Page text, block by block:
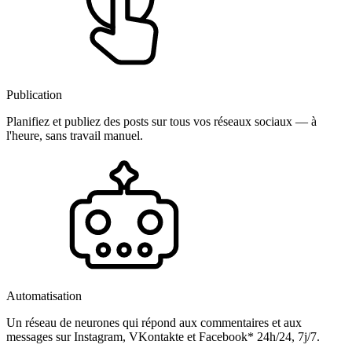
Publication
Planifiez et publiez des posts sur tous vos réseaux sociaux — à
l'heure, sans travail manuel.
Automatisation
Un réseau de neurones qui répond aux commentaires et aux
messages sur Instagram, VKontakte et Facebook* 24h/24, 7j/7.